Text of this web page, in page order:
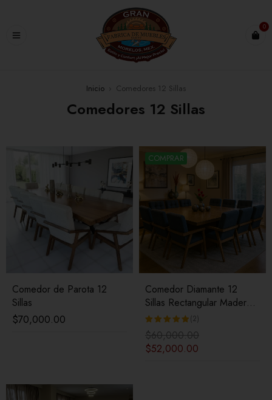
0
Inicio › Comedores 12 Sillas
Comedores 12 Sillas
Comedor de Parota 12
Sillas
$70,000.00
COMPRAR
Comedor Diamante 12
Sillas Rectangular Madera
Elegante
Valorado
con 5.00
(2)
$60,000.00
$52,000.00